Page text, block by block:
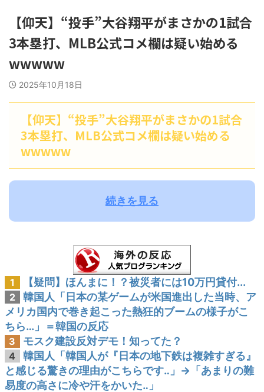
【仰天】“投手”大谷翔平がまさかの1試合
3本塁打、MLB公式コメ欄は疑い始める
wwwww
2025年10月18日
【仰天】“投手”大谷翔平がまさかの1試合
3本塁打、MLB公式コメ欄は疑い始める
wwwww
続きを見る
1 【疑問】ほんまに！？被災者には10万円貸付...
2
韓国人「日本の某ゲームが米国進出した当時、ア
メリカ国内で巻き起こった熱狂的ブームの様子がこ
ちら…」＝韓国の反応
3 モスク建設反対デモ！知ってた？
4
韓国人「韓国人が『日本の地下鉄は複雑すぎる』
と感じる驚きの理由がこちらです‥」→「あまりの難
易度の高さに冷や汗をかいた‥」